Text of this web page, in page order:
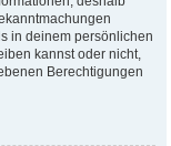
in deinem persönlichen
kannst oder nicht,
Berechtigungen